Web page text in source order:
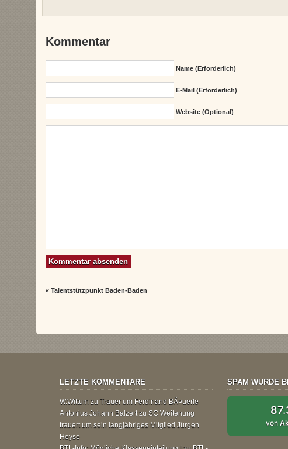
Kommentar
Name (erforderlich)
E-Mail (erforderlich)
Website (Optional)
«Talentstützpunkt Baden-Baden
LETZTE KOMMENTARE
W.Wittum zu Trauer um Ferdinand BÃ¤uerle
Antonius Johann Balzertzu SC Weitenung
trauert um sein langjähriges Mitglied Jürgen
Heyse
SPAM WURDE
von